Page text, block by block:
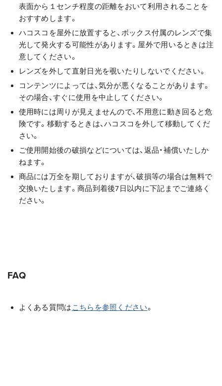
表面から１センチ程度の距離をおいて利用されることを
おすすめします。
ハコスコを屋外に放置すると、ボックス付属のレンズで集
光して発火する可能性があります。屋外で用いるときは注
意してください。
レンズを外して直射日光を覗いたりしないでください。
コンテンツによっては、気分が悪くなることがあります。
その場合、すぐに使用を中止してください。
使用時には周りが見えませんので、不用意に動き回ると危
険です。移動するときは、ハコスコを外して移動してくだ
さい。
ご使用開始後の破損などについては、返品・補償いたしか
ねます。
商品には万全を期しておりますが、破損等の場合は無料で
交換いたします。商品到着後7日以内に下記までご連絡く
ださい。
FAQ
よくある質問は こちらを参照ください。